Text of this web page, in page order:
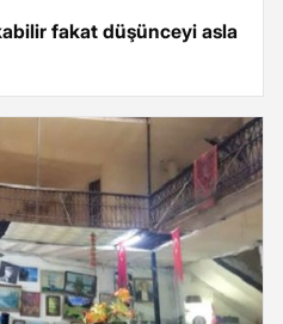
fakat düşünceyi asla